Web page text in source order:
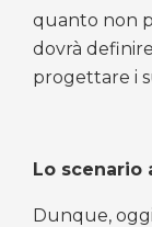
quanto non
dovrà
progettare i
Lo scenario
Dunque,